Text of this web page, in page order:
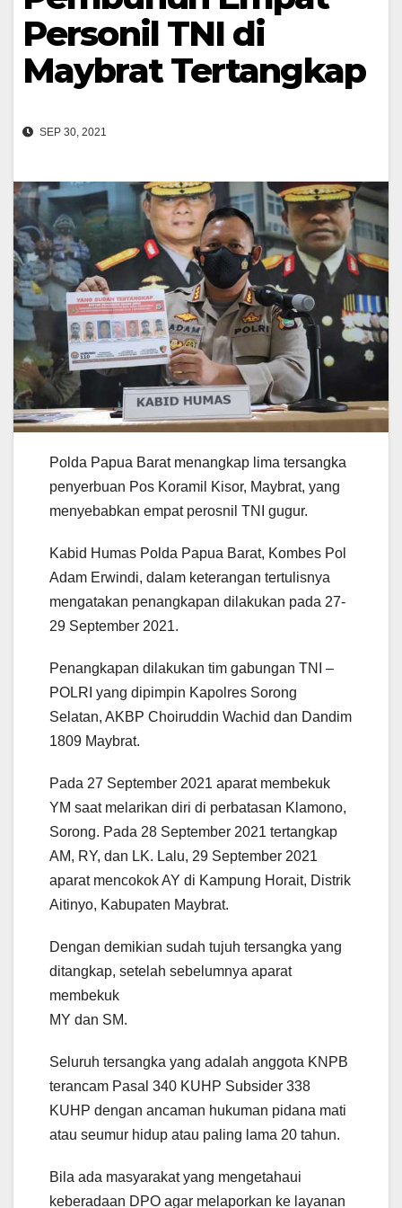
Personil TNI di
Maybrat Tertangkap
SEP 30, 2021
Polda Papua Barat menangkap lima tersangka
penyerbuan Pos Koramil Kisor, Maybrat, yang
menyebabkan empat perosnil TNI gugur.
Kabid Humas Polda Papua Barat, Kombes Pol
Adam Erwindi, dalam keterangan tertulisnya
mengatakan penangkapan dilakukan pada 27-
29 September 2021.
Penangkapan dilakukan tim gabungan TNI –
POLRI yang dipimpin Kapolres Sorong
Selatan, AKBP Choiruddin Wachid dan Dandim
1809 Maybrat.
Pada 27 September 2021 aparat membekuk
YM saat melarikan diri di perbatasan Klamono,
Sorong. Pada 28 September 2021 tertangkap
AM, RY, dan LK. Lalu, 29 September 2021
aparat mencokok AY di Kampung Horait, Distrik
Aitinyo, Kabupaten Maybrat.
Dengan demikian sudah tujuh tersangka yang
ditangkap, setelah sebelumnya aparat
membekuk
MY dan SM.
Seluruh tersangka yang adalah anggota KNPB
terancam Pasal 340 KUHP Subsider 338
KUHP dengan ancaman hukuman pidana mati
atau seumur hidup atau paling lama 20 tahun.
Bila ada masyarakat yang mengetahaui
keberadaan DPO agar melaporkan ke layanan